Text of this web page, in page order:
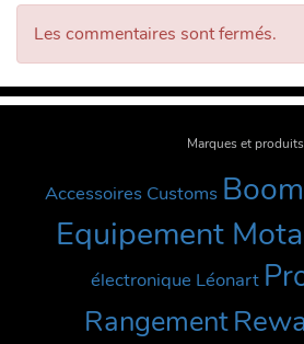
Les commentaires sont fermés.
Marques et produits
Accessoires Customs Boom
Equipement
électronique Léonart
Rangement